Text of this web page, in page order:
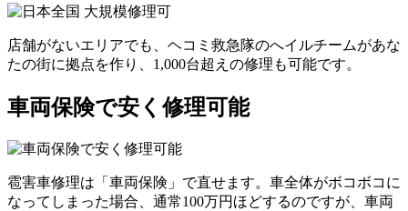
店舗がないエリアでも、ヘコミ救急隊のへイルチームがあな
たの街に拠点を作り、1,000台超えの修理も可能です。
車両保険で安く修理可能
雹害車修理は「車両保険」で直せます。車全体がボコボコに
なってしまった場合、通常100万円ほどするのですが、車両